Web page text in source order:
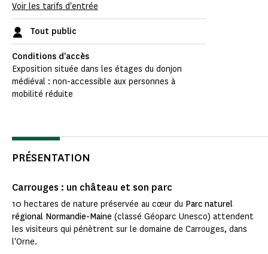
Voir les tarifs d'entrée
Tout public
Conditions d'accès
Exposition située dans les étages du donjon
médiéval : non-accessible aux personnes à
mobilité réduite
PRÉSENTATION
Carrouges : un château et son parc
10 hectares de nature préservée au cœur du Parc naturel
régional Normandie-Maine (classé Géoparc Unesco) attendent
les visiteurs qui pénètrent sur le domaine de Carrouges, dans
l'Orne.